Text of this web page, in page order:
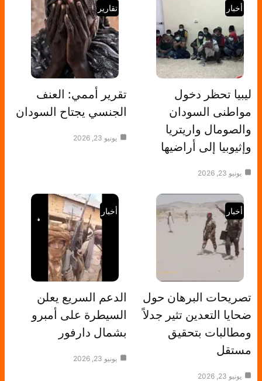
أخبار
ليبيا تحظر دخول
مواطنى السودان
والصومال واريتريا
وإثيوبيا إلى أراضيها
يونيو 23, 2026
تقارير
تقرير أممي: العنف
الجنسي يجتاح السودان
يونيو 23, 2026
أخبار
تصريحات البرهان حول
ضحايا التعدين تثير جدلاً
ومطالبات بتحقيق
مستقل
يونيو 23, 2026
أخبار
الدعم السريع يعلن
السيطرة على أمبرو
بشمال دارفور
يونيو 23, 2026